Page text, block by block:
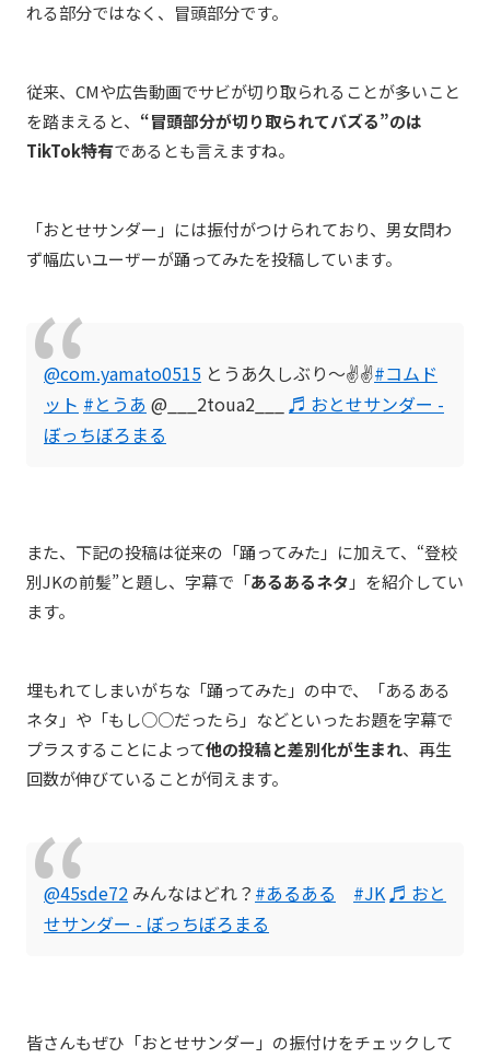
れる部分ではなく、冒頭部分です。
従来、CMや広告動画でサビが切り取られることが多いこと
を踏まえると、 “冒頭部分が切り取られてバズる”のは
TikTok特有であるとも言えますね。
「おとせサンダー」には振付がつけられており、男女問わ
ず幅広いユーザーが踊ってみたを投稿しています。
@com.yamato0515 とうあ久しぶり〜✌️✌️#コムド
ット #とうあ @___2toua2___ ♬ おとせサンダー -
ぼっちぼろまる
また、下記の投稿は従来の「踊ってみた」に加えて、“登校
別JKの前髪”と題し、字幕で「あるあるネタ 」を紹介してい
ます。
埋もれてしまいがちな「踊ってみた」の中で、「あるある
ネタ」や「もし○○だったら」などといったお題を字幕で
プラスすることによって他の投稿と差別化が生まれ、再生
回数が伸びていることが伺えます。
@45sde72 みんなはどれ？ #あるある #JK♬ おと
せサンダー - ぼっちぼろまる
皆さんもぜひ「おとせサンダー」の振付けをチェックして